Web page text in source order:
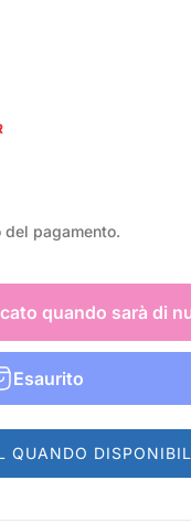
pagamento.
quando sarà di
Esaurito
QUANDO